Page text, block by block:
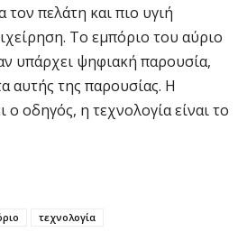
τον πελάτη και πιο υγιή
Το εμπόριο του αύριο
υπάρχει ψηφιακή παρουσία,
αυτής της παρουσίας. Η
ο οδηγός, η τεχνολογία είναι το
τεχνολογία